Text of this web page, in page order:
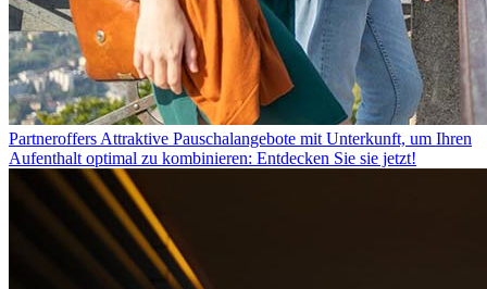
Partneroffers Attraktive Pauschalangebote mit Unterkunft, um Ihren
Aufenthalt optimal zu kombinieren: Entdecken Sie sie jetzt!